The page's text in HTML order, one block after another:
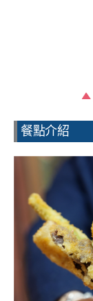
餐點介紹